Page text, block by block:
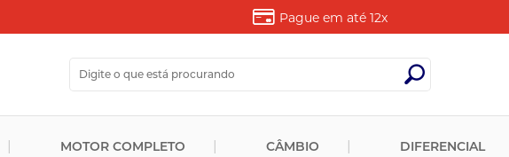
Pague em até 12x
MOTOR COMPLETO CÂMBIO DIFERENCIAL